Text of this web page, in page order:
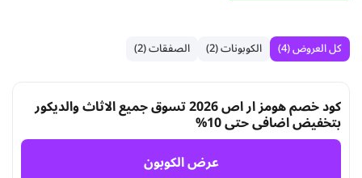
كل العروض (4) الكوبونات (2) الصفقات (2)
كود خصم هومز ار اص 2026 تسوق جميع الاثاث والديكور
بتخفيض اضافي حتى 10%
عرض الكوبون